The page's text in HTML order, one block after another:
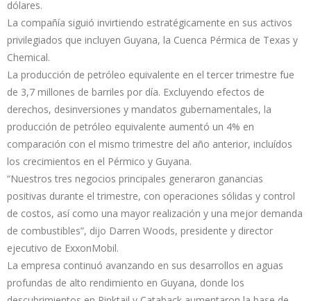
dólares.
La compañía siguió invirtiendo estratégicamente en sus activos
privilegiados que incluyen Guyana, la Cuenca Pérmica de Texas y
Chemical.
La producción de petróleo equivalente en el tercer trimestre fue
de 3,7 millones de barriles por día. Excluyendo efectos de
derechos, desinversiones y mandatos gubernamentales, la
producción de petróleo equivalente aumentó un 4% en
comparación con el mismo trimestre del año anterior, incluídos
los crecimientos en el Pérmico y Guyana.
“Nuestros tres negocios principales generaron ganancias
positivas durante el trimestre, con operaciones sólidas y control
de costos, así como una mayor realización y una mejor demanda
de combustibles”, dijo Darren Woods, presidente y director
ejecutivo de ExxonMobil.
La empresa continuó avanzando en sus desarrollos en aguas
profundas de alto rendimiento en Guyana, donde los